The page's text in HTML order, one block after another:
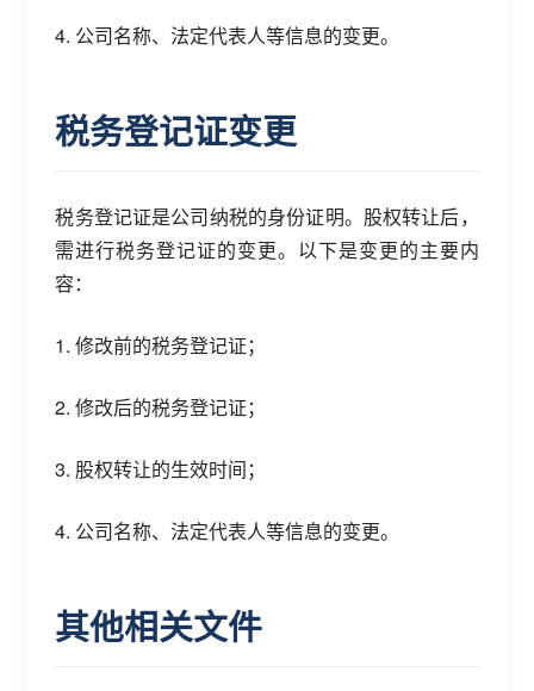
4. 公司名称、法定代表人等信息的变更。
税务登记证变更
税务登记证是公司纳税的身份证明。股权转让后，
需进行税务登记证的变更。以下是变更的主要内
容：
1. 修改前的税务登记证；
2. 修改后的税务登记证；
3. 股权转让的生效时间；
4. 公司名称、法定代表人等信息的变更。
其他相关文件